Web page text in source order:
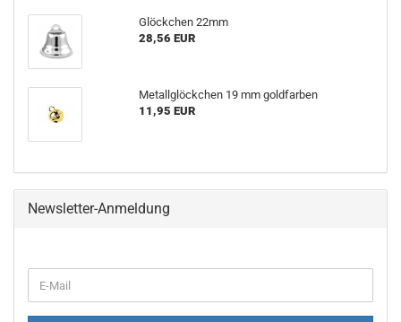
Glöckchen 22mm
28,56 EUR
Metallglöckchen 19 mm goldfarben
11,95 EUR
Newsletter-Anmeldung